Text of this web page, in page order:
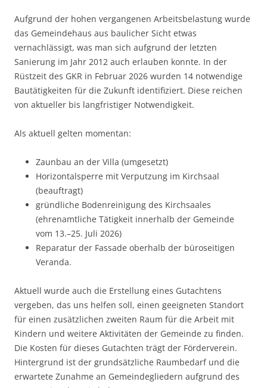
Aufgrund der hohen vergangenen Arbeitsbelastung wurde
das Gemeindehaus aus baulicher Sicht etwas
vernachlässigt, was man sich aufgrund der letzten
Sanierung im Jahr 2012 auch erlauben konnte. In der
Rüstzeit des GKR in Februar 2026 wurden 14 notwendige
Bautätigkeiten für die Zukunft identifiziert. Diese reichen
von aktueller bis langfristiger Notwendigkeit.
Als aktuell gelten momentan:
Zaunbau an der Villa (umgesetzt)
Horizontalsperre mit Verputzung im Kirchsaal
(beauftragt)
gründliche Bodenreinigung des Kirchsaales
(ehrenamtliche Tätigkeit innerhalb der Gemeinde
vom 13.–25. Juli 2026)
Reparatur der Fassade oberhalb der büroseitigen
Veranda.
Aktuell wurde auch die Erstellung eines Gutachtens
vergeben, das uns helfen soll, einen geeigneten Standort
für einen zusätzlichen zweiten Raum für die Arbeit mit
Kindern und weitere Aktivitäten der Gemeinde zu finden.
Die Kosten für dieses Gutachten trägt der Förderverein.
Hintergrund ist der grundsätzliche Raumbedarf und die
erwartete Zunahme an Gemeindegliedern aufgrund des